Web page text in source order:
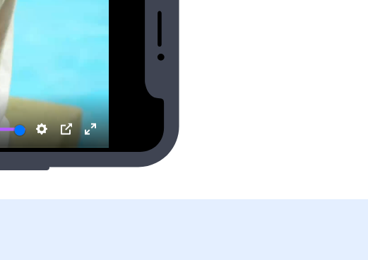
Settings
PIP Enter
fullscreen